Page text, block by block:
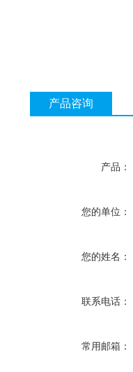
产品咨询
产品：
您的单位：
您的姓名：
联系电话：
常用邮箱：